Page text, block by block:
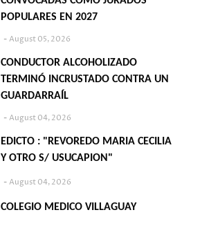
POPULARES EN 2027
August 05, 2026
CONDUCTOR ALCOHOLIZADO
TERMINÓ INCRUSTADO CONTRA UN
GUARDARRAÍL
August 04, 2026
EDICTO : "REVOREDO MARIA CECILIA
Y OTRO S/ USUCAPION"
August 04, 2026
COLEGIO MEDICO VILLAGUAY